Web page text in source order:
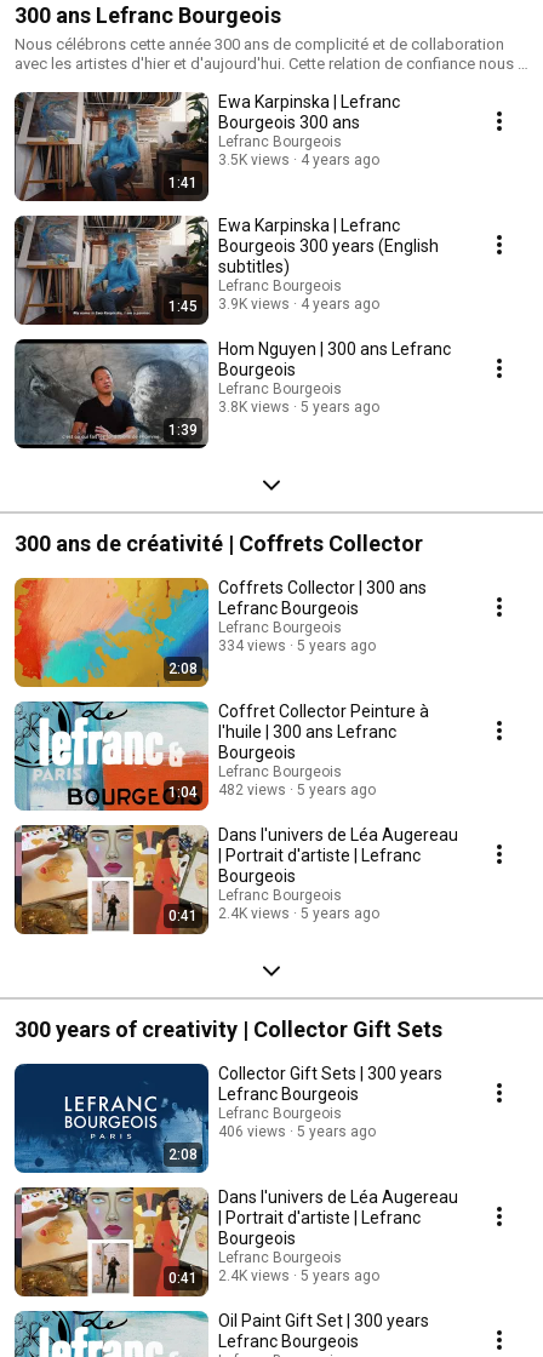
300 ans Lefranc Bourgeois
Nous célébrons cette année 300 ans de complicité et de collaboration
avec les artistes d'hier et d'aujourd'hui. Cette relation de confiance nous a
beaux-arts, et ainsi d’accompagner chaque peintre dans sa pratique. ---
This year we're celebrating 300 years of close collaboration with artists of
today and yesterday. This trustful relationship has empowered us to
develop the latest fine arts innovations, and to support each painter in his
practice.
1:41
Ewa Karpinska | Lefranc
Bourgeois 300 ans
Lefranc Bourgeois
3.5K views
4 years ago
1:45
Ewa Karpinska | Lefranc
Bourgeois 300 years (English
subtitles)
Lefranc Bourgeois
3.9K views
4 years ago
1:39
Hom Nguyen | 300 ans Lefranc
Bourgeois
Lefranc Bourgeois
3.8K views
5 years ago
300 ans de créativité | Coffrets Collector
2:08
Coffrets Collector | 300 ans
Lefranc Bourgeois
Lefranc Bourgeois
334 views
5 years ago
1:04
Coffret Collector Peinture à
l'huile | 300 ans Lefranc
Bourgeois
Lefranc Bourgeois
482 views
5 years ago
0:41
Dans l'univers de Léa Augereau
| Portrait d'artiste | Lefranc
Bourgeois
Lefranc Bourgeois
2.4K views
5 years ago
300 years of creativity | Collector Gift Sets
2:08
Collector Gift Sets | 300 years
Lefranc Bourgeois
Lefranc Bourgeois
406 views
5 years ago
0:41
Dans l'univers de Léa Augereau
| Portrait d'artiste | Lefranc
Bourgeois
Lefranc Bourgeois
2.4K views
5 years ago
Oil Paint Gift Set | 300 years
Lefranc Bourgeois